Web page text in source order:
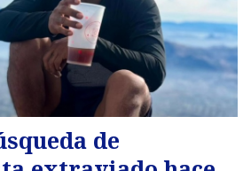
de